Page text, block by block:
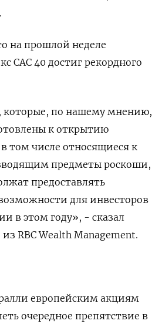
на прошлой неделе
CAC 40 достиг рекордного
которые, по нашему мнению,
к открытию
том числе относящиеся к
предметы роскоши,
предоставлять
для инвесторов
в этом году», - сказал
RBC Wealth Management.
европейским акциям
очередное препятствие в